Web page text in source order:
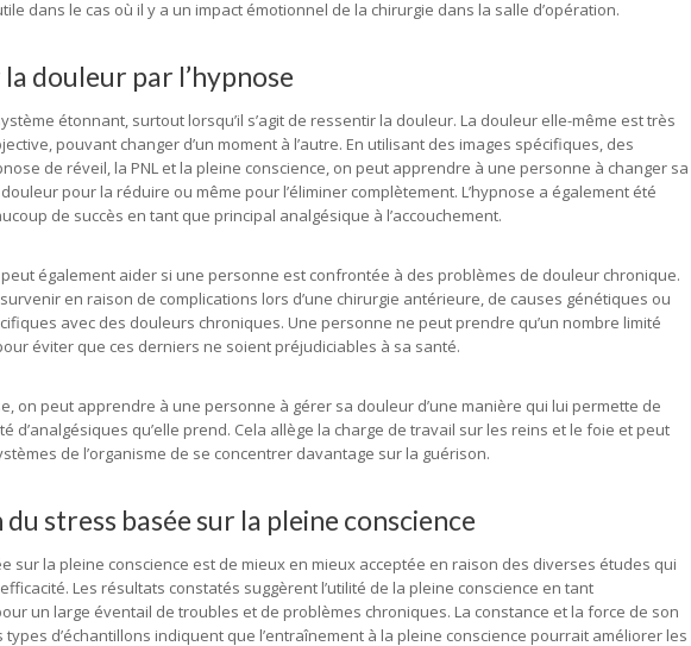
dans le cas où il y a un impact émotionnel de la chirurgie dans la salle d’opération.
douleur par l’hypnose
étonnant, surtout lorsqu’il s’agit de ressentir la douleur. La douleur elle-même est très
pouvant changer d’un moment à l’autre. En utilisant des images spécifiques, des
de réveil, la PNL et la pleine conscience, on peut apprendre à une personne à changer sa
pour la réduire ou même pour l’éliminer complètement. L’hypnose a également été
de succès en tant que principal analgésique à l’accouchement.
peut également aider si une personne est confrontée à des problèmes de douleur chronique.
en raison de complications lors d’une chirurgie antérieure, de causes génétiques ou
avec des douleurs chroniques. Une personne ne peut prendre qu’un nombre limité
éviter que ces derniers ne soient préjudiciables à sa santé.
on peut apprendre à une personne à gérer sa douleur d’une manière qui lui permette de
d’analgésiques qu’elle prend. Cela allège la charge de travail sur les reins et le foie et peut
de l’organisme de se concentrer davantage sur la guérison.
stress basée sur la pleine conscience
sur la pleine conscience est de mieux en mieux acceptée en raison des diverses études qui
Les résultats constatés suggèrent l’utilité de la pleine conscience en tant
un large éventail de troubles et de problèmes chroniques. La constance et la force de son
d’échantillons indiquent que l’entraînement à la pleine conscience pourrait améliorer les